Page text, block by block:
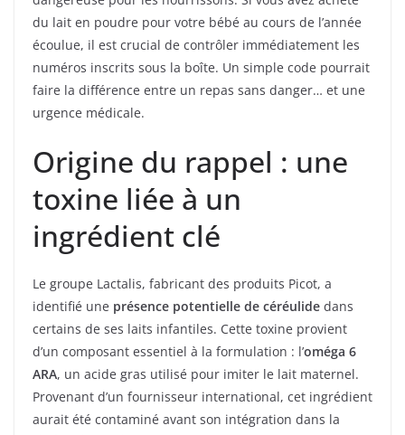
du lait en poudre pour votre bébé au cours de l’année
écoulue, il est crucial de contrôler immédiatement les
numéros inscrits sous la boîte. Un simple code pourrait
faire la différence entre un repas sans danger… et une
urgence médicale.
Origine du rappel : une
toxine liée à un
ingrédient clé
Le groupe Lactalis, fabricant des produits Picot, a
identifié une présence potentielle de céréulide dans
certains de ses laits infantiles. Cette toxine provient
d’un composant essentiel à la formulation : l’oméga 6
ARA, un acide gras utilisé pour imiter le lait maternel.
Provenant d’un fournisseur international, cet ingrédient
aurait été contaminé avant son intégration dans la